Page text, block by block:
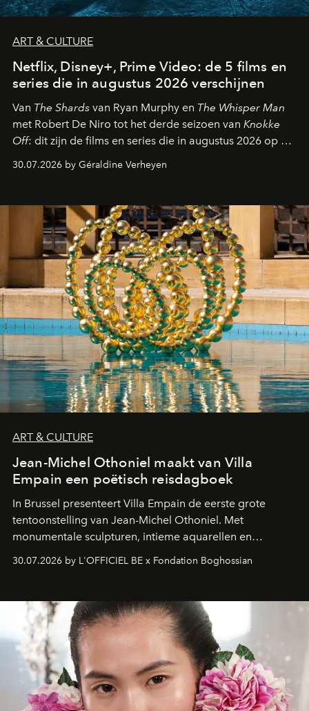
ART & CULTURE
Netflix, Disney+, Prime Video: de 5 films en
series die in augustus 2026 verschijnen
Van The Shards van Ryan Murphy en The Whisper Man
met Robert De Niro tot het derde seizoen van Knokke
Off: dit zijn de films en series die in augustus 2026 op de
streamingplatformen verschijnen.
30.07.2026 by Géraldine Verheyen
ART & CULTURE
Jean-Michel Othoniel maakt van Villa
Empain een poëtisch reisdagboek
In Brussel presenteert Villa Empain de eerste grote
tentoonstelling van Jean-Michel Othoniel. Met
monumentale sculpturen, intieme aquarellen en
fonkelend Murano-glas creëert de Franse kunstenaar
een emotionele reis waarin elk werk de herinnering
moment van verwondering.
30.07.2026 by L'OFFICIEL BE x Fondation Boghossian